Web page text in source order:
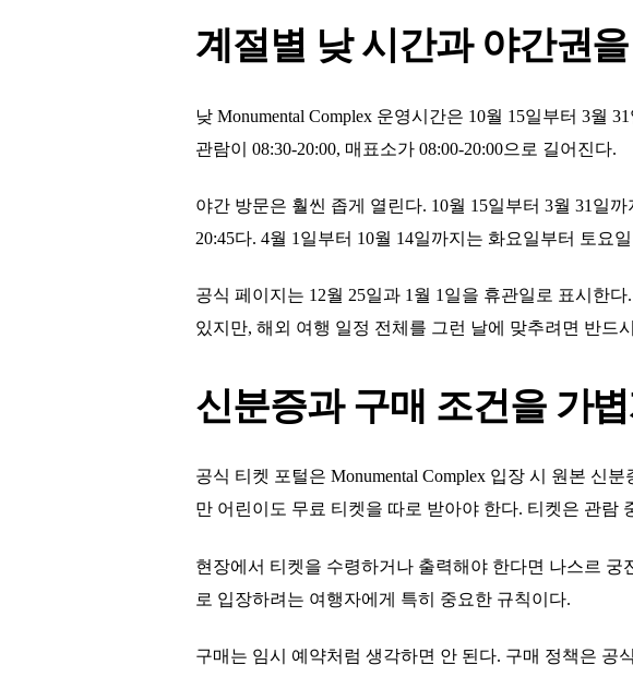
계절별 낮 시간과 야간권
낮 Monumental Complex 운영시간은 10월 15일부터 3월
관람이 08:30-20:00, 매표소가 08:00-20:00으로 길어진다.
야간 방문은 훨씬 좁게 열린다. 10월 15일부터 3월 31일까
20:45다. 4월 1일부터 10월 14일까지는 화요일부터 토요
공식 페이지는 12월 25일과 1월 1일을 휴관일로 표시한
있지만, 해외 여행 일정 전체를 그런 날에 맞추려면 반드
신분증과 구매 조건을 가
공식 티켓 포털은 Monumental Complex 입장 시 원본 신
만 어린이도 무료 티켓을 따로 받아야 한다. 티켓은 관람
현장에서 티켓을 수령하거나 출력해야 한다면 나스르
로 입장하려는 여행자에게 특히 중요한 규칙이다.
구매는 임시 예약처럼 생각하면 안 된다. 구매 정책은 공